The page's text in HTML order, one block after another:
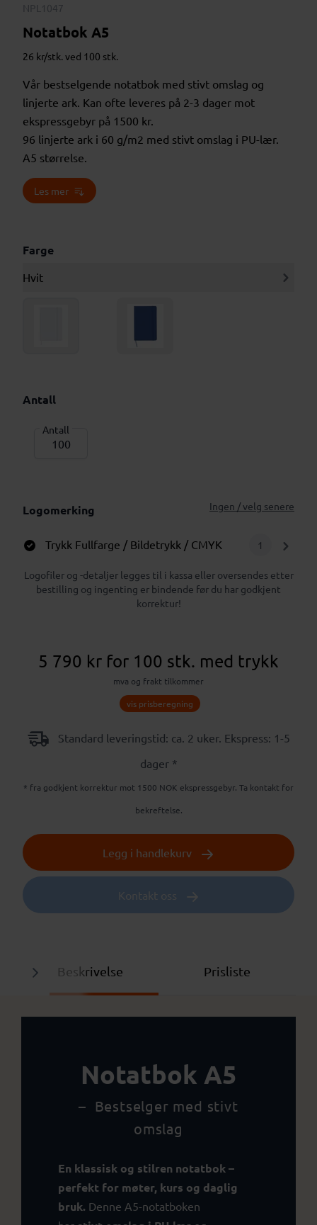
NPL1047
Notatbok A5
26 kr/stk. ved 100 stk.
Vår bestselgende notatbok med stivt omslag og
linjerte ark. Kan ofte leveres på 2-3 dager mot
ekspressgebyr på 1500 kr.
96 linjerte ark i 60 g/m2 med stivt omslag i PU-lær.
A5 størrelse.
Les mer
Farge
Hvit
Antall
Antall
Logomerking Ingen / velg senere
Trykk Fullfarge / Bildetrykk / CMYK 1
Logofiler og -detaljer legges til i kassa eller oversendes etter
bestilling og ingenting er bindende før du har godkjent
korrektur!
5 790 kr for 100 stk. med trykk
mva og frakt tilkommer
vis prisberegning
Standard leveringstid: ca. 2 uker. Ekspress: 1-5
dager *
* fra godkjent korrektur mot 1500 NOK ekspressgebyr. Ta kontakt for
bekreftelse.
Legg i handlekurv
Kontakt oss
Beskrivelse Prisliste
Notatbok A5
– Bestselger med stivt
omslag
En klassisk og stilren notatbok –
perfekt for møter, kurs og daglig
bruk. Denne A5-notatboken